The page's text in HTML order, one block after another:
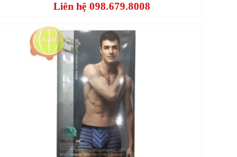
Liên hệ 098.679.8008